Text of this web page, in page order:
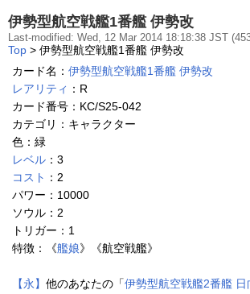
伊勢型航空戦艦1番艦 伊勢改
Last-modified: Wed, 12 Mar 2014 18:18:38 JST
Top > 伊勢型航空戦艦1番艦 伊勢改
カード名： 伊勢型航空戦艦1番艦 伊勢改
レアリティ ：R
カード番号：KC/S25-042
カテゴリ：キャラクター
色：緑
レベル ：3
コスト ：2
パワー：10000
ソウル：2
トリガー：1
特徴：《艦娘》《航空戦艦》
【永】 他のあなたの「伊勢型航空戦艦2番艦 日